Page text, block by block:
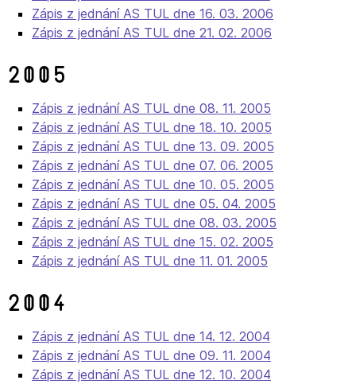
Zápis z jednání AS TUL dne 16. 03. 2006
Zápis z jednání AS TUL dne 21. 02. 2006
2005
Zápis z jednání AS TUL dne 08. 11. 2005
Zápis z jednání AS TUL dne 18. 10. 2005
Zápis z jednání AS TUL dne 13. 09. 2005
Zápis z jednání AS TUL dne 07. 06. 2005
Zápis z jednání AS TUL dne 10. 05. 2005
Zápis z jednání AS TUL dne 05. 04. 2005
Zápis z jednání AS TUL dne 08. 03. 2005
Zápis z jednání AS TUL dne 15. 02. 2005
Zápis z jednání AS TUL dne 11. 01. 2005
2004
Zápis z jednání AS TUL dne 14. 12. 2004
Zápis z jednání AS TUL dne 09. 11. 2004
Zápis z jednání AS TUL dne 12. 10. 2004